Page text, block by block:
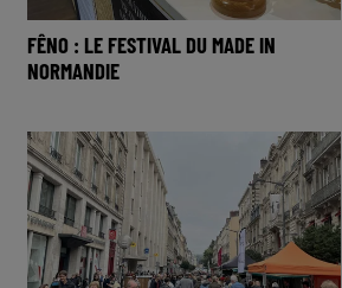
FÊNO : LE FESTIVAL DU MADE IN
NORMANDIE